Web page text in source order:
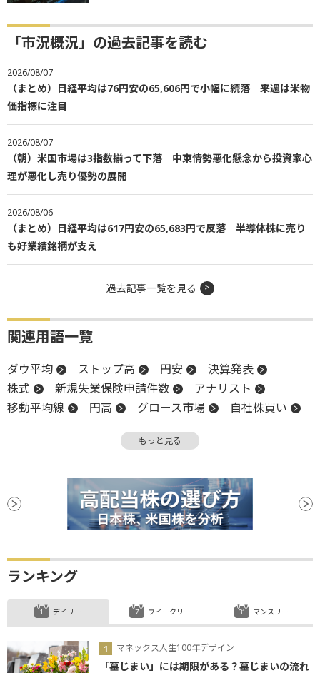
「市況概況」の過去記事を読む
2026/08/07
（まとめ）日経平均は76円安の65,606円で小幅に続落 来週は米物
価指標に注目
2026/08/07
（朝）米国市場は3指数揃って下落 中東情勢悪化懸念から投資家心
理が悪化し売り優勢の展開
2026/08/06
（まとめ）日経平均は617円安の65,683円で反落 半導体株に売り
も好業績銘柄が支え
過去記事一覧を見る
関連用語一覧
ダウ平均 ストップ高 円安
決算発表
株式
新規失業保険申請件数
アナリスト
移動平均線
円高 グロース市場
自社株買い
決算 後場
もっと見る
ランキング
デイリー
マネックス人生100年デザイン
「墓じまい」には期限がある？墓じまいの流れ
ウイークリー マンスリー